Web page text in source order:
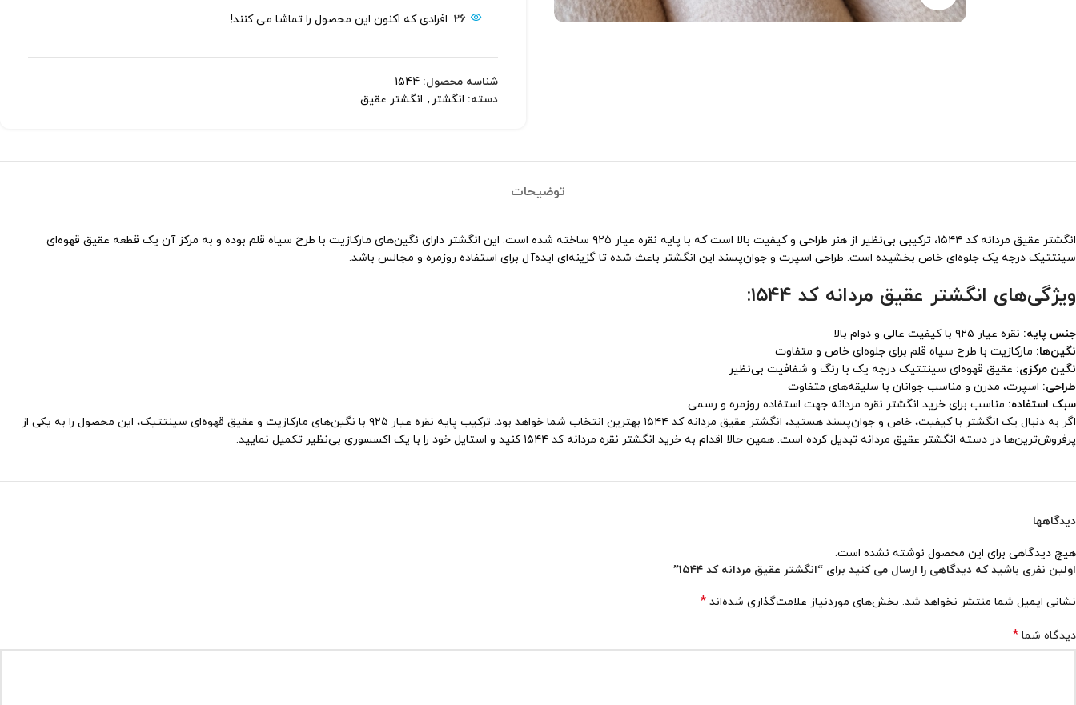
26 افرادی که اکنون این محصول را تماشا می کنند!
شناسه محصول: 1544
دسته: انگشتر , انگشتر عقیق
توضیحات
انگشتر عقیق مردانه کد ۱۵۴۴، ترکیبی بی‌نظیر از هنر طراحی و کیفیت بالا است که با پایه نقره عیار ۹۲۵ ساخته شده است. این انگشتر دارای نگین‌های مارکازیت با طرح سیاه قلم بوده و به مرکز آن یک قطعه عقیق قهوه‌ای
سینتتیک درجه یک جلوه‌ای خاص بخشیده است. طراحی اسپرت و جوان‌پسند این انگشتر باعث شده تا گزینه‌ای ایده‌آل برای استفاده روزمره و مجالس باشد.
ویژگی‌های انگشتر عقیق مردانه کد ۱۵۴۴:
جنس پایه: نقره عیار ۹۲۵ با کیفیت عالی و دوام بالا
نگین‌ها: مارکازیت با طرح سیاه قلم برای جلوه‌ای خاص و متفاوت
نگین مرکزی: عقیق قهوه‌ای سینتتیک درجه یک با رنگ و شفافیت بی‌نظیر
طراحی: اسپرت، مدرن و مناسب جوانان با سلیقه‌های متفاوت
سبک استفاده: مناسب برای خرید انگشتر نقره مردانه جهت استفاده روزمره و رسمی
اگر به دنبال یک انگشتر با کیفیت، خاص و جوان‌پسند هستید، انگشتر عقیق مردانه کد ۱۵۴۴ بهترین انتخاب شما خواهد بود. ترکیب پایه نقره عیار ۹۲۵ با نگین‌های مارکازیت و عقیق قهوه‌ای سینتتیک، این محصول را به یکی از
پرفروش‌ترین‌ها در دسته انگشتر عقیق مردانه تبدیل کرده است. همین حالا اقدام به خرید انگشتر نقره مردانه کد ۱۵۴۴ کنید و استایل خود را با یک اکسسوری بی‌نظیر تکمیل نمایید.
دیدگاهها
هیچ دیدگاهی برای این محصول نوشته نشده است.
اولین نفری باشید که دیدگاهی را ارسال می کنید برای “انگشتر عقیق مردانه کد ۱۵۴۴”
نشانی ایمیل شما منتشر نخواهد شد. بخش‌های موردنیاز علامت‌گذاری شده‌اند *
دیدگاه شما *